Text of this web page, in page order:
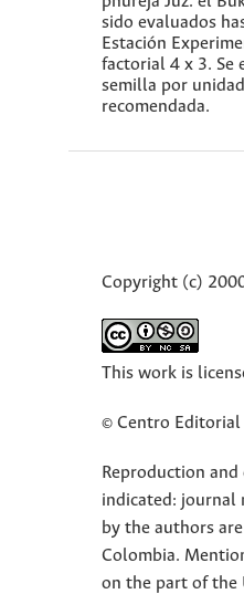
sido evaluados
Estación
factorial 4 x 3. Se
semilla por
recomendada.
Copyright (c)
This work is
© Centro Editorial
Reproduction
indicated: journal
by the authors
Colombia.
on the part of the